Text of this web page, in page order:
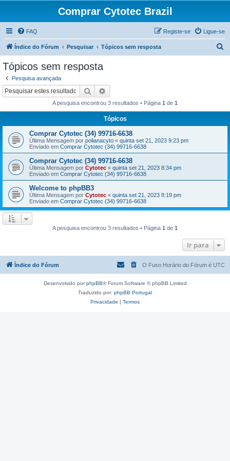
Comprar Cytotec Brazil
FAQ Ligue-se
Registe-se
Índice do Fórum Pesquisar Tópicos sem resposta
Tópicos sem resposta
Pesquisa avançada
Pesquisar
A pesquisa encontrou 3 resultados • Página 1 de 1
Tópicos
Comprar Cytotec (34) 99716-6638
Última Mensagem por polianacyto « quinta set 21, 2023 9:23 pm
Enviado em Comprar Cytotec (34) 99716-6638
Comprar Cytotec (34) 99716-6638
Última Mensagem por Cytotec « quinta set 21, 2023 8:34 pm
Enviado em Comprar Cytotec (34) 99716-6638
Welcome to phpBB3
Última Mensagem por Cytotec « quinta set 21, 2023 8:19 pm
Enviado em Comprar Cytotec (34) 99716-6638
A pesquisa encontrou 3 resultados • Página 1 de 1
Ir para
Índice do Fórum O Fuso Horário do Fórum é UTC
Desenvolvido porphpBB® Forum Software © phpBB Limited
Traduzido por: phpBB Portugal
Privacidade | Termos